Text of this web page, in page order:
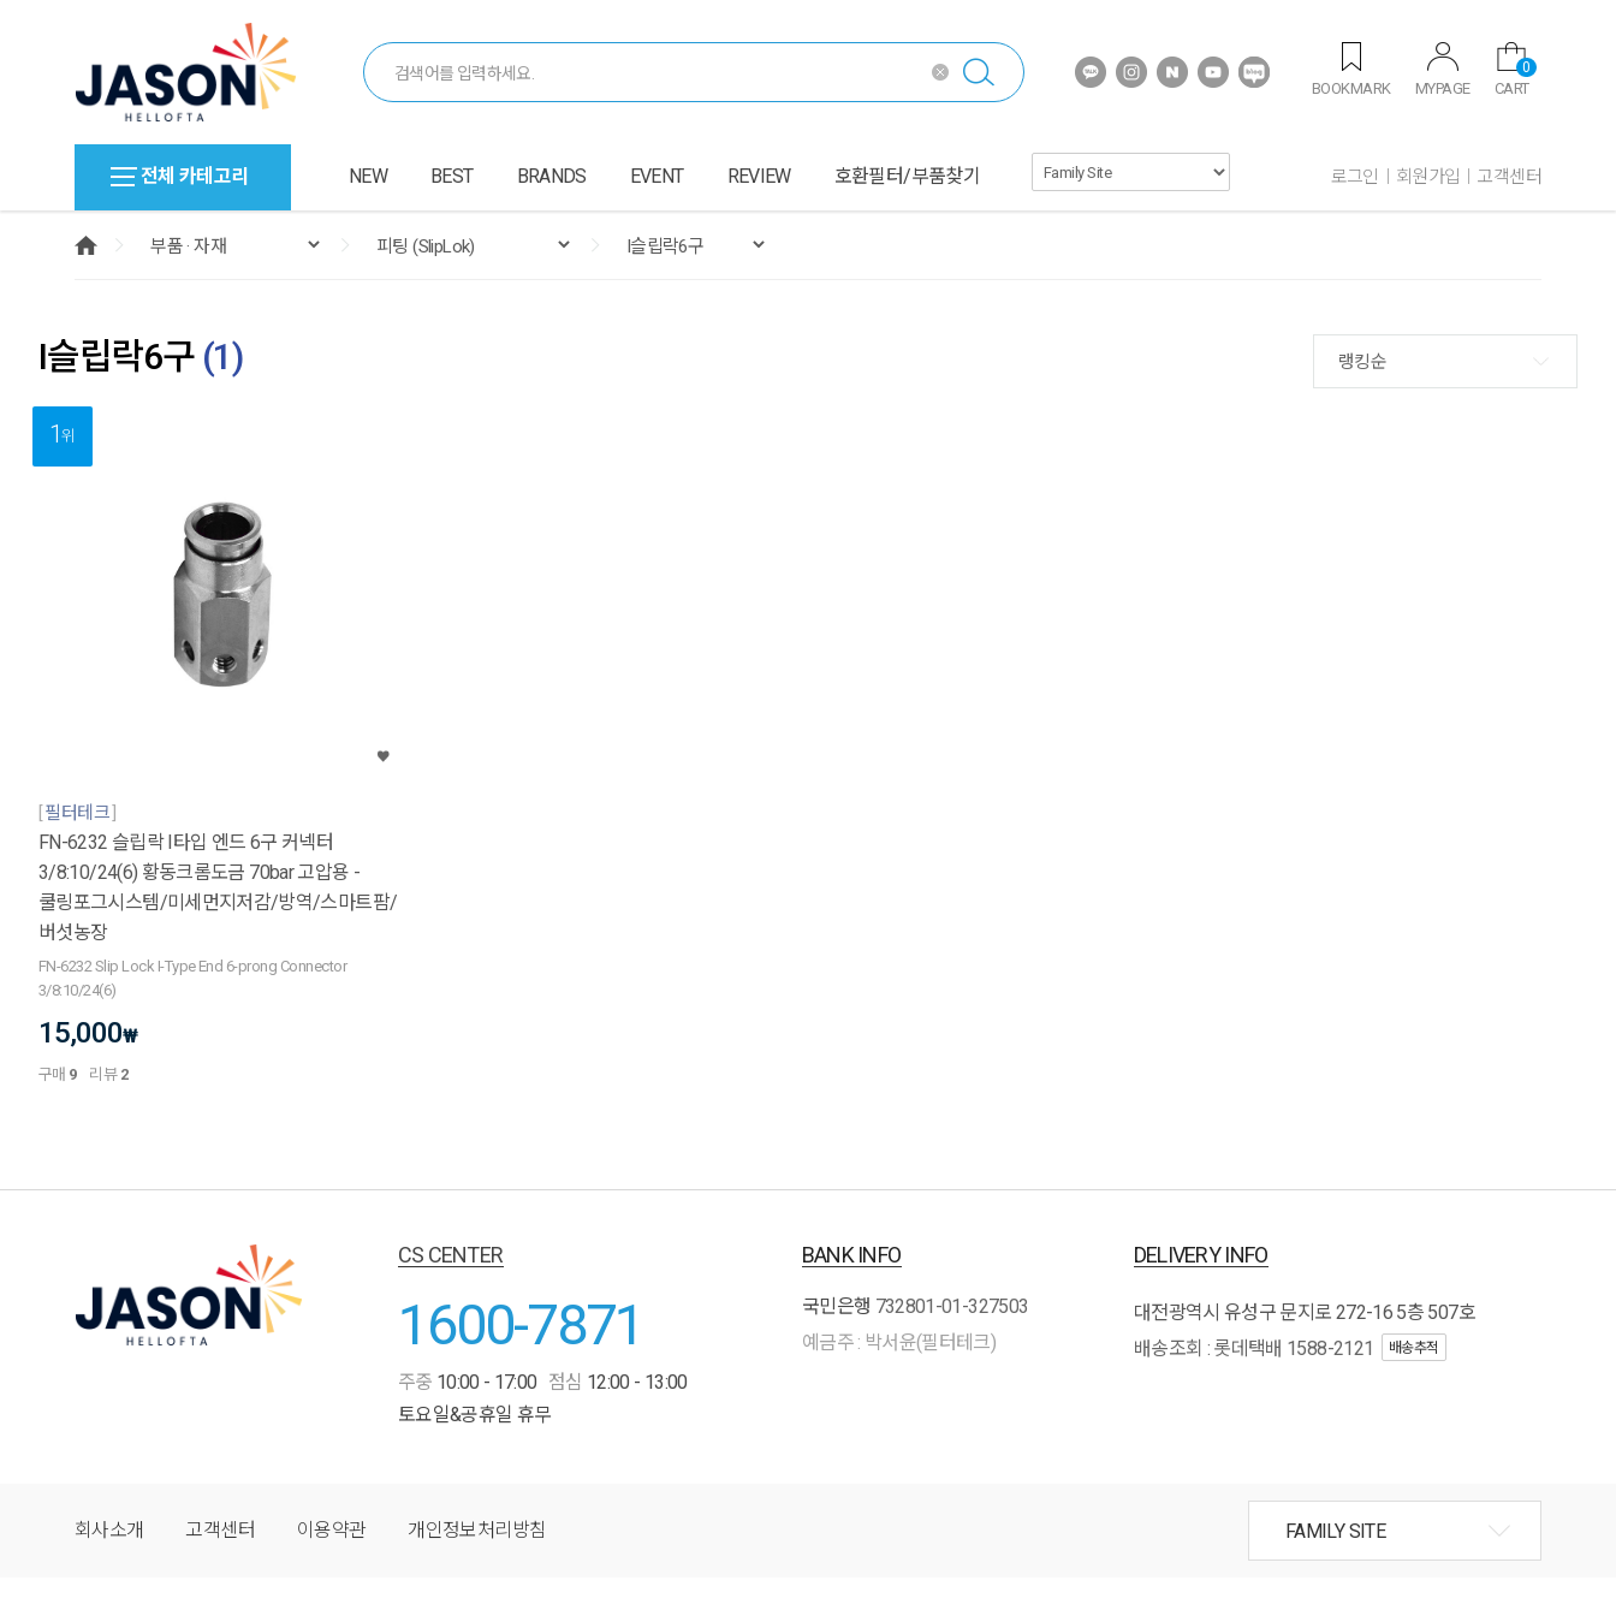
BOOKMARK MYPAGE CART
0
전체 카테고리 NEW BEST BRANDS EVENT REVIEW 호환필터/부품찾기 로그인 회원가입 고객센터
I슬립락6구 (1) 랭킹순
1위
필터테크
FN-6232 슬립락 I타입 엔드 6구 커넥터
3/8:10/24(6) 황동크롬도금 70bar 고압용 -
쿨링포그시스템/미세먼지저감/방역/스마트팜/
버섯농장
FN-6232 Slip Lock I-Type End 6-prong Connector
3/8:10/24(6)
15,000₩
구매 9 리뷰 2
CS CENTER
1600-7871
주중 10:00 - 17:00 점심 12:00 - 13:00
토요일&공휴일 휴무
BANK INFO
국민은행 732801-01-327503
예금주 : 박서윤(필터테크)
DELIVERY INFO
대전광역시 유성구 문지로 272-16 5층 507호
배송조회 : 롯데택배 1588-2121
배송추적
회사소개 고객센터 이용약관 개인정보처리방침